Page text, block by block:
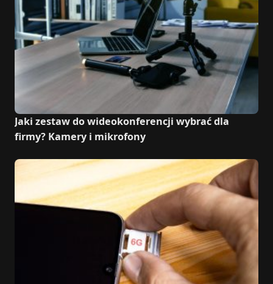
Jaki zestaw do wideokonferencji wybrać dla
firmy? Kamery i mikrofony